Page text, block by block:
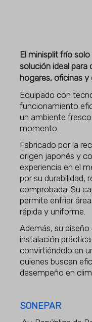
El minisplit frío
solución ideal para
hogares, oficinas
Equipado con
funcionamiento
un ambiente
momento.
Fabricado por la
origen japonés y
experiencia en el
por su durabilidad,
comprobada. Su
permite enfriar
rápida y uniforme.
Además, su
instalación
convirtiéndolo en
quienes buscan
desempeño en
SONEPAR